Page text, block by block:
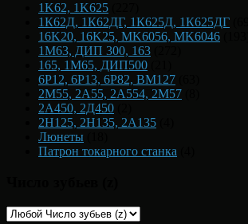
1K62, 1K625
1К62Д, 1К62ДГ, 1К625Д, 1К625ДГ
16K20, 16K25, MK6056, MK6046
1М63, ДИП 300, 163
165, 1М65, ДИП500
6Р12, 6Р13, 6Р82, ВМ127
2М55, 2А55, 2А554, 2М57
2А450, 2Д450
2Н125, 2Н135, 2А135
Люнеты
Патрон токарного станка